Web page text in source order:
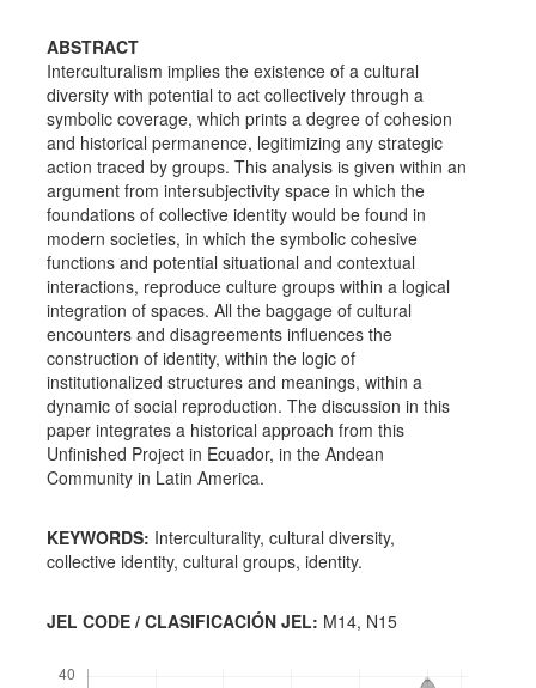
ABSTRACT
Interculturalism implies the existence of a cultural
diversity with potential to act collectively through a
symbolic coverage, which prints a degree of cohesion
and historical permanence, legitimizing any strategic
action traced by groups. This analysis is given within an
argument from intersubjectivity space in which the
foundations of collective identity would be found in
modern societies, in which the symbolic cohesive
functions and potential situational and contextual
interactions, reproduce culture groups within a logical
integration of spaces. All the baggage of cultural
encounters and disagreements influences the
construction of identity, within the logic of
institutionalized structures and meanings, within a
dynamic of social reproduction. The discussion in this
paper integrates a historical approach from this
Unfinished Project in Ecuador, in the Andean
Community in Latin America.
KEYWORDS: Interculturality, cultural diversity,
collective identity, cultural groups, identity.
JEL CODE / CLASIFICACIÓN JEL: M14, N15